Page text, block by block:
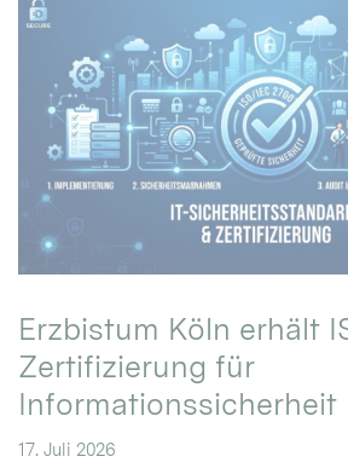
Erzbistum Köln erhält
Zertifizierung für
Informationssicherheit
17. Juli 2026